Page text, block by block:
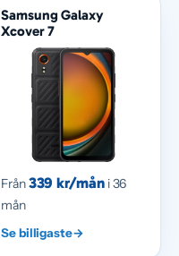
Samsung Galaxy
Xcover 7
Från339 kr/måni 36
mån
Se billigaste→